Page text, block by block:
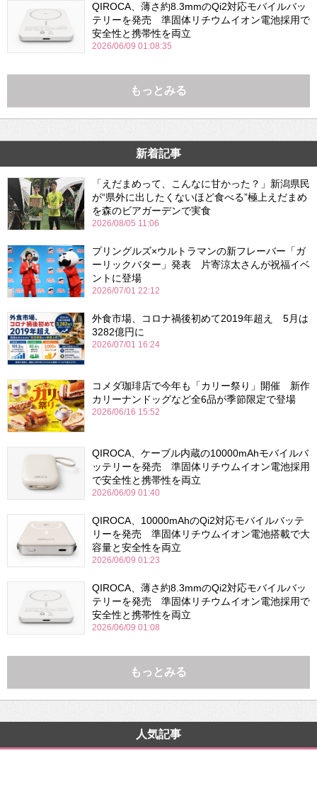
QIROCA、薄さ約8.3mmのQi2対応モバイルバッ
テリーを発売 準固体リチウムイオン電池採用で
安全性と携帯性を両立
2026/06/09 01:08:35
もっとみる
新着記事
「えだまめって、こんなに甘かった？」新潟県民
が“県外に出したくないほど食べる”極上えだまめ
を森のビアガーデンで実食
2026/08/05 11:06
プリングルズ×ウルトラマンの新フレーバー「ガ
ーリックバター」発表 片寄涼太さんが祝福イベ
ントに登場
2026/07/01 22:12
外食市場、コロナ禍後初めて2019年超え 5月は
3282億円に
2026/07/01 16:24
コメダ珈琲店で今年も「カリー祭り」開催 新作
カリーナンドッグなど全6品が季節限定で登場
2026/06/16 15:52
QIROCA、ケーブル内蔵の10000mAhモバイルバ
ッテリーを発売 準固体リチウムイオン電池採用
で安全性と携帯性を両立
2026/06/09 01:40
QIROCA、10000mAhのQi2対応モバイルバッテ
リーを発売 準固体リチウムイオン電池搭載で大
容量と安全性を両立
2026/06/09 01:23
QIROCA、薄さ約8.3mmのQi2対応モバイルバッ
テリーを発売 準固体リチウムイオン電池採用で
安全性と携帯性を両立
2026/06/09 01:08
もっとみる
人気記事